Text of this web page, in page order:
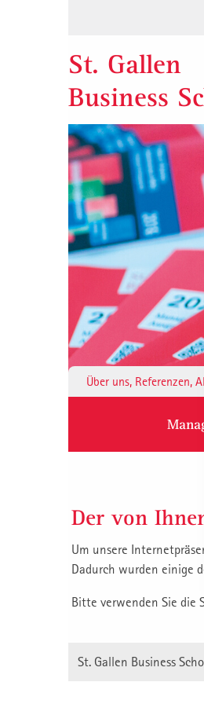
St. Gallen
Business
Über uns, Referenzen,
Der von
Um unsere
Dadurch wurden einige
Bitte verwenden Sie die
St. Gallen Business